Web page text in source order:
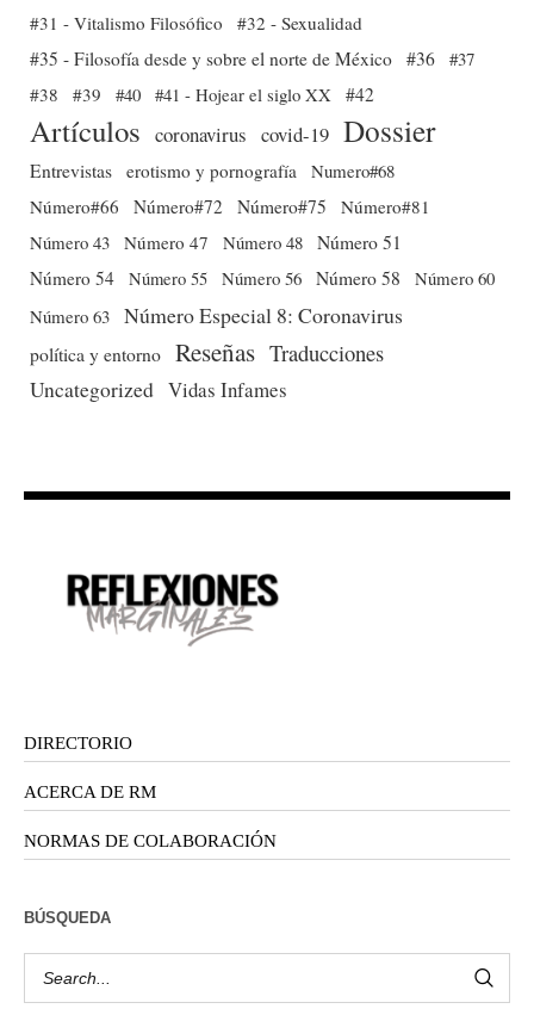
#31 - Vitalismo Filosófico
#32 - Sexualidad
#35 - Filosofía desde y sobre el norte de México #36 #37
#38
#39 #40 #41 - Hojear el siglo XX #42
Artículos coronavirus covid-19 Dossier
Entrevistas erotismo y pornografía
Numero#68
Número#66
Número#72 Número#75
Número#81
Número 43 Número 47 Número 48 Número 51
Número 54 Número 55 Número 56 Número 58
Número 60
Número 63 Número Especial 8: Coronavirus
política y entorno Reseñas Traducciones
Uncategorized Vidas Infames
DIRECTORIO
ACERCA DE RM
NORMAS DE COLABORACIÓN
BÚSQUEDA